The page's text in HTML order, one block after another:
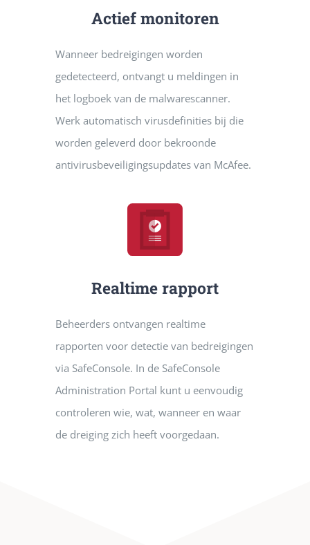
Actief monitoren
Wanneer bedreigingen worden
gedetecteerd, ontvangt u meldingen in
het logboek van de malwarescanner.
Werk automatisch virusdefinities bij die
worden geleverd door bekroonde
antivirusbeveiligingsupdates van McAfee.
Realtime rapport
Beheerders ontvangen realtime
rapporten voor detectie van bedreigingen
via SafeConsole. In de SafeConsole
Administration Portal kunt u eenvoudig
controleren wie, wat, wanneer en waar
de dreiging zich heeft voorgedaan.